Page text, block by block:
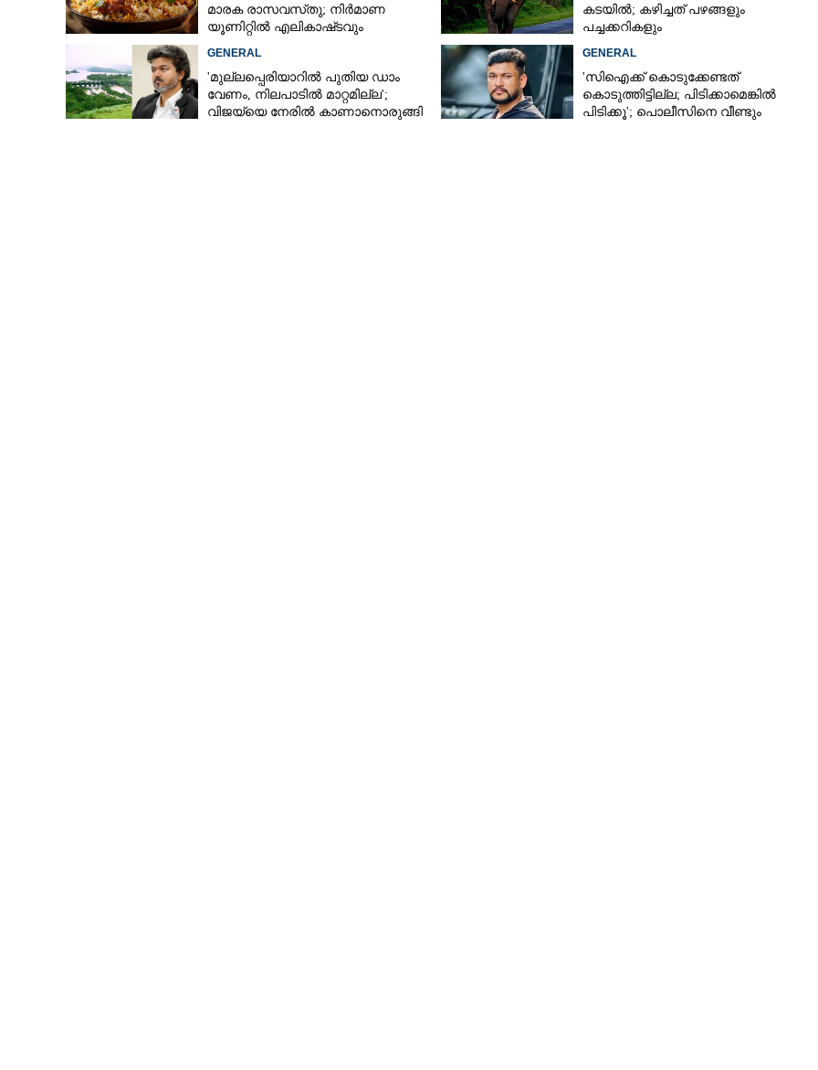
മാരക രാസവസ്‌തു; നിർമാണ
യൂണിറ്റിൽ എലികാഷ്‌ടവും
കടയിൽ; കഴിച്ചത് പഴങ്ങളും
പച്ചക്കറികളും
GENERAL
'മുല്ലപ്പെരിയാറിൽ പുതിയ ഡാം
വേണം, നിലപാടിൽ മാറ്റമില്ല';
വിജയ്‌യെ നേരിൽ കാണാനൊരുങ്ങി
GENERAL
'സിഐക്ക് കൊടുക്കേണ്ടത്
കൊടുത്തിട്ടില്ല; പിടിക്കാമെങ്കിൽ
പിടിക്കൂ'; പൊലീസിനെ വീണ്ടും